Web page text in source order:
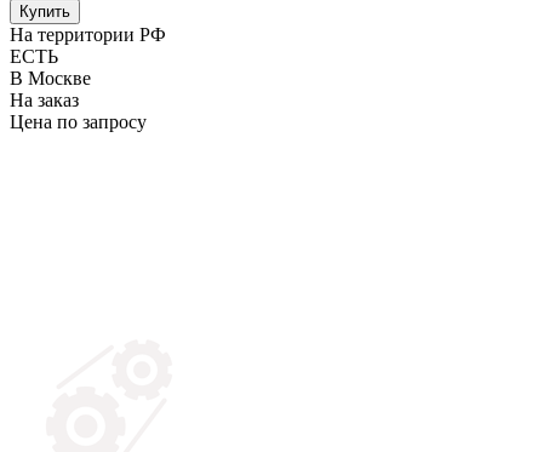
Купить
На территории РФ
ЕСТЬ
В Москве
На заказ
Цена по запросу